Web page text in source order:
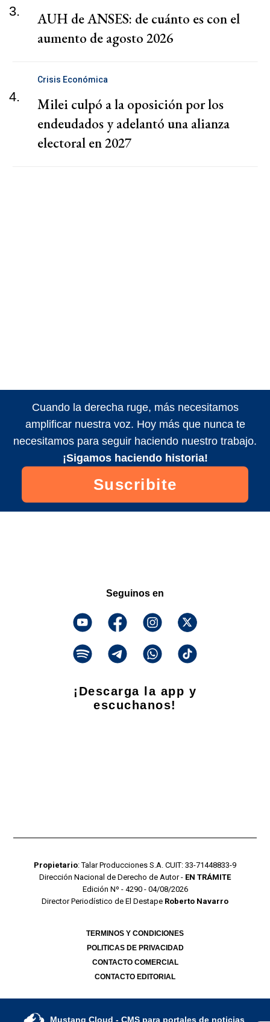
3.
AUH de ANSES: de cuánto es con el
aumento de agosto 2026
4.
Crisis Económica
Milei culpó a la oposición por los
endeudados y adelantó una alianza
electoral en 2027
Cuando la derecha ruge, más necesitamos
amplificar nuestra voz. Hoy más que nunca te
necesitamos para seguir haciendo nuestro trabajo.
¡Sigamos haciendo historia!
Suscribite
Seguinos en
¡Descarga la app y
escuchanos!
Propietario: Talar Producciones S.A. CUIT: 33-71448833-9
Dirección Nacional de Derecho de Autor - EN TRÁMITE
Edición Nº - 4290 - 04/08/2026
Director Periodístico de El Destape Roberto Navarro
TERMINOS Y CONDICIONES
POLITICAS DE PRIVACIDAD
CONTACTO COMERCIAL
CONTACTO EDITORIAL
Mustang Cloud - CMS para portales de noticias